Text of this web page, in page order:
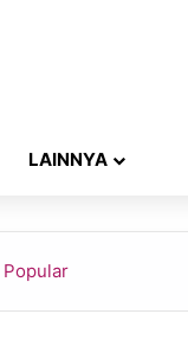
LAINNYA
Popular